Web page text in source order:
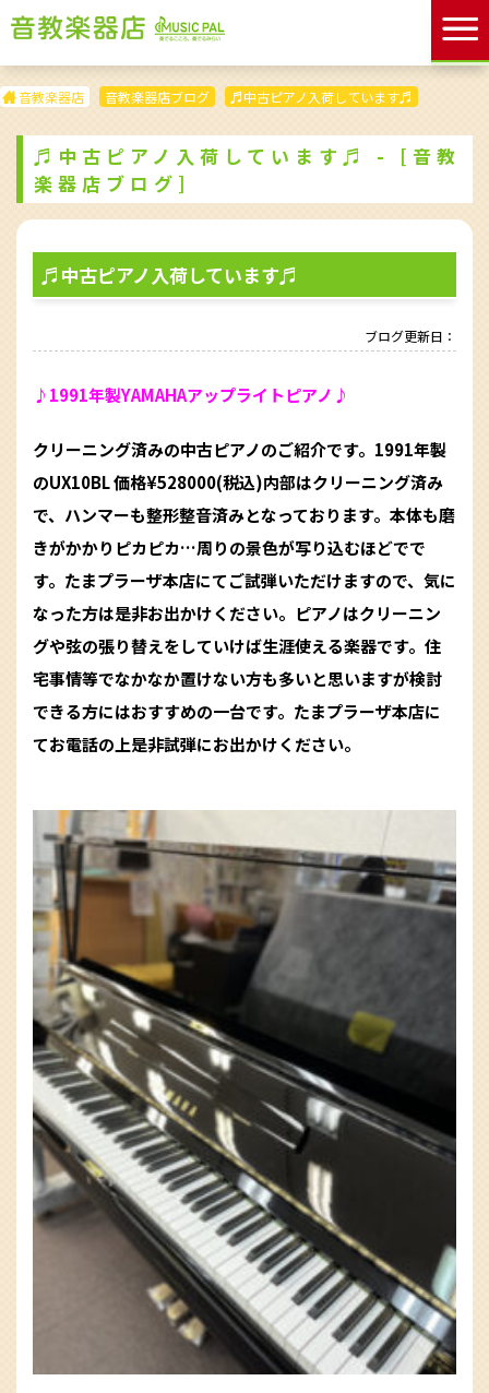
音教楽器店 音教楽器店ブログ ♬中古ピアノ入荷しています♬
♬中古ピアノ入荷しています♬ - [音教
楽器店ブログ]
♬中古ピアノ入荷しています♬
ブログ更新日：
♪1991年製YAMAHAアップライトピアノ♪
クリーニング済みの中古ピアノのご紹介です。1991年製
のUX10BL 価格¥528000(税込)内部はクリーニング済み
で、ハンマーも整形整音済みとなっております。本体も磨
きがかかりピカピカ…周りの景色が写り込むほどでで
す。たまプラーザ本店にてご試弾いただけますので、気に
なった方は是非お出かけください。ピアノはクリーニン
グや弦の張り替えをしていけば生涯使える楽器です。住
宅事情等でなかなか置けない方も多いと思いますが検討
できる方にはおすすめの一台です。たまプラーザ本店に
てお電話の上是非試弾にお出かけください。